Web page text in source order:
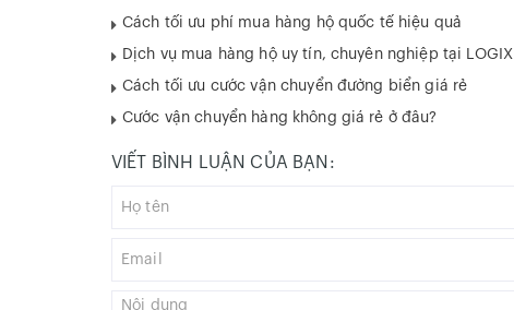
Cách tối ưu phí mua hàng hộ quốc tế hiệu quả
Dịch vụ mua hàng hộ uy tín, chuyên nghiệp tại LOGIX
Cách tối ưu cước vận chuyển đường biển giá rẻ
Cước vận chuyển hàng không giá rẻ ở đâu?
VIẾT BÌNH LUẬN CỦA BẠN: